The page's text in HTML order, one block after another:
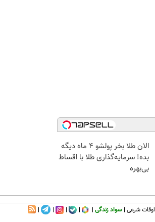
الان طلا بخر پولشو 4 ماه دیگه
بده! سرمایه‌گذاری طلا با اقساط
بی‌بهره
اوقات شرعی سواد زندگی